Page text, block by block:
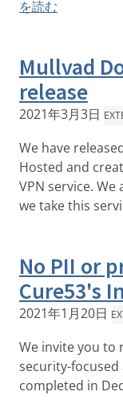
を読む
Mullvad
release
2021年3月3日
We have
Hosted and
VPN service.
we take this
No PII or
Cure53's
2021年1月20日
We invite you
security-
completed in